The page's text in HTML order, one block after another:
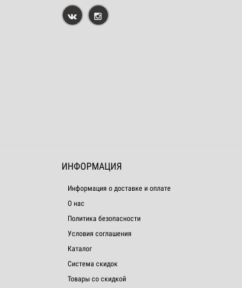
ИНФОРМАЦИЯ
Информация о доставке и оплате
О нас
Политика безопасности
Условия соглашения
Каталог
Система скидок
Товары со скидкой